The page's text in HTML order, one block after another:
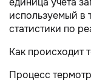
используемый в
статистики по
Как происходит
Процесс